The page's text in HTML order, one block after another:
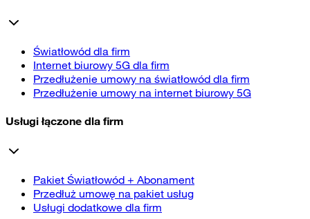
Światłowód dla firm
Internet biurowy 5G dla firm
Przedłużenie umowy na światłowód dla firm
Przedłużenie umowy na internet biurowy 5G
Usługi łączone dla firm
Pakiet Światłowód + Abonament
Przedłuż umowę na pakiet usług
Usługi dodatkowe dla firm